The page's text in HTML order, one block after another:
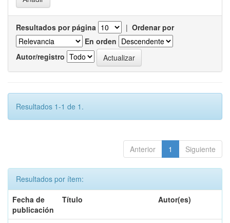
Resultados por página | Ordenar por
En orden
Autor/registro
Resultados 1-1 de 1.
Anterior 1 Siguiente
Resultados por ítem:
Fecha de
publicación
Título Autor(es)